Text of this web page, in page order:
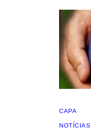
CAPA
NOTÍCIAS